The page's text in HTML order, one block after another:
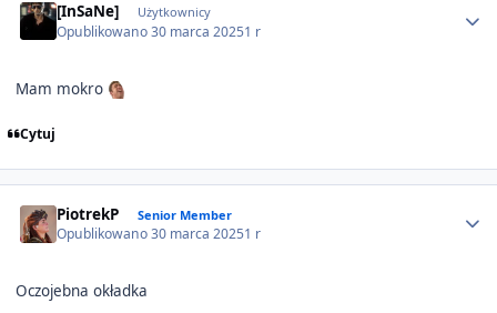
[InSaNe] Użytkownicy
Opublikowano30 marca 20251 r
Mam mokro
Cytuj
PiotrekP Senior Member
Opublikowano30 marca 20251 r
Oczojebna okładka